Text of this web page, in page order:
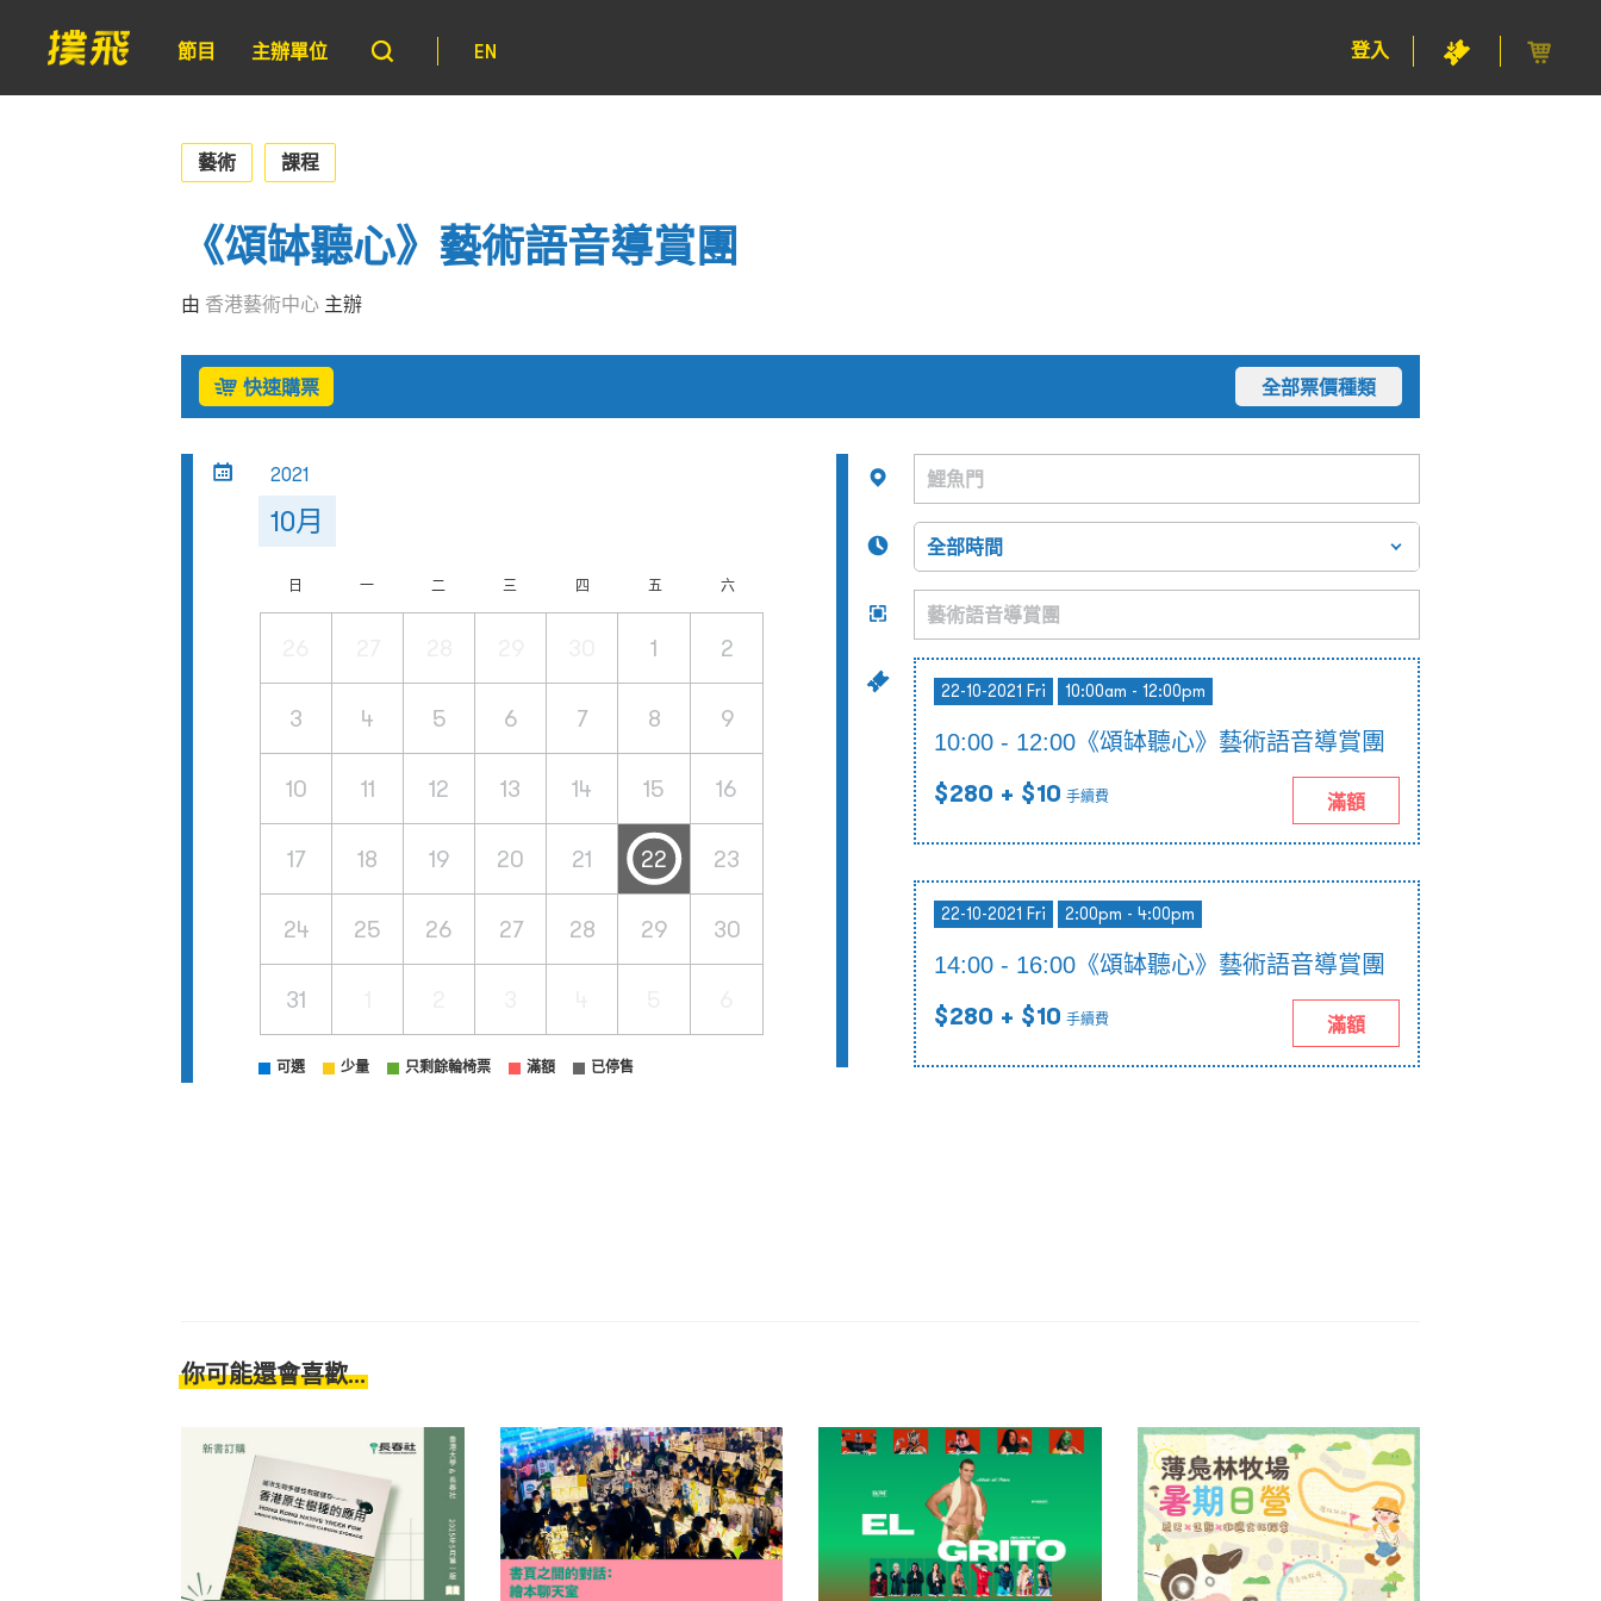
節目 主辦單位 EN 登入
藝術 課程
《頌缽聽心》藝術語音導賞團
由 香港藝術中心 主辦
快速購票 全部票價種類
2021
10月
日 一 二 三 四 五 六
1 2
3 4 5 6 7 8 9
10 11 12 13 14 15 16
17 18 19 20 21 22 23
24 25 26 27 28 29 30
31
可選 少量 只剩餘輪椅票 滿額 已停售
22-10-2021 Fri 10:00am - 12:00pm
10:00 - 12:00《頌缽聽心》藝術語音導賞團
$280 + $10 手續費 滿額
22-10-2021 Fri 2:00pm - 4:00pm
14:00 - 16:00《頌缽聽心》藝術語音導賞團
$280 + $10 手續費 滿額
你可能還會喜歡...